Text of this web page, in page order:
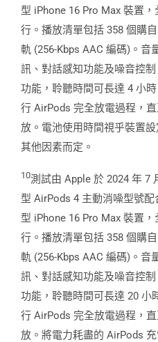
型 iPhone 16 Pro Max 裝置
行。播放清單包括 358 個購
軌 (256-Kbps AAC 編碼)。音
訊、對話感知功能及噪音控
功能，聆聽時間可長達 4 小
行 AirPods 完全放電過程，
放。電池使用時間視乎裝置
其他因素而定。
10測試由 Apple 於 2024 年 7
型 AirPods 4 主動消噪型號
型 iPhone 16 Pro Max 裝置
行。播放清單包括 358 個購
軌 (256-Kbps AAC 編碼)。音
訊、對話感知功能及噪音控
功能，聆聽時間可長達 20 小
行 AirPods 完全放電過程，
放。將電力耗盡的 AirPods